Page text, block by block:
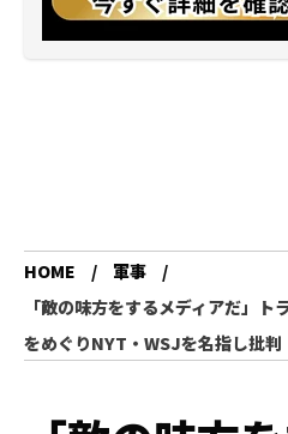
HOME
軍事
「敵の味方をするメディアだ」
をめぐりNYT・WSJを名指し批判